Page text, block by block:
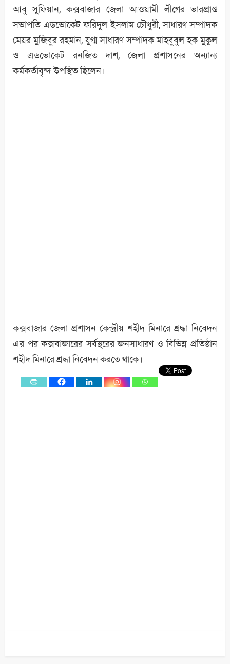
আবু সুফিয়ান, কক্সবাজার জেলা আওয়ামী লীগের ভারপ্রাপ্ত
সভাপতি এডভোকেট ফরিদুল ইসলাম চৌধুরী, সাধারণ সম্পাদক
মেয়র মুজিবুর রহমান, যুগ্ম সাধারণ সম্পাদক মাহবুবুল হক মুকুল
ও এডভোকেট রনজিত দাশ, জেলা প্রশাসনের অন্যান্য
কর্মকর্তাবৃন্দ উপস্থিত ছিলেন।
কক্সবাজার জেলা প্রশাসন কেন্দ্রীয় শহীদ মিনারে শ্রদ্ধা নিবেদন
এর পর কক্সবাজারের সর্বস্থরের জনসাধারণ ও বিভিন্ন প্রতিষ্ঠান
শহীদ মিনারে শ্রদ্ধা নিবেদন করতে থাকে।